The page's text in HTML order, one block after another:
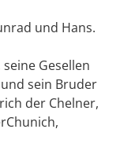
und Hans.
Gesellen
sein Bruder
der Chelner,